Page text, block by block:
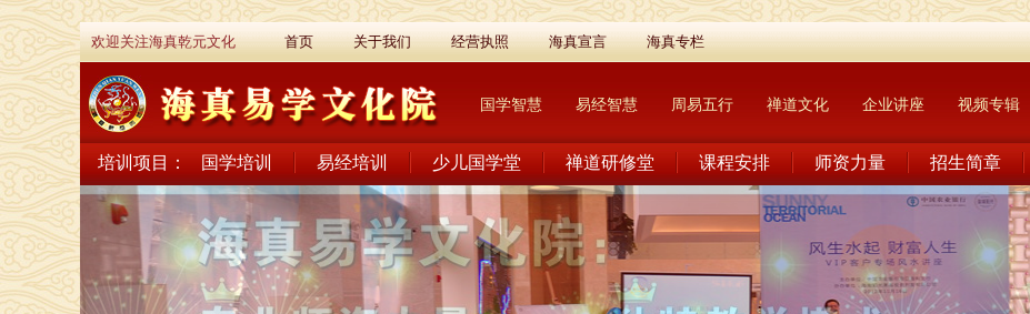
欢迎关注海真乾元文化 首页 关于我们 经营执照 海真宣言 海真专栏
国学智慧 易经智慧 周易五行 禅道文化 企业讲座 视频专辑
培训项目： 国学培训 易经培训 少儿国学堂 禅道研修堂 课程安排 师资力量 招生简章